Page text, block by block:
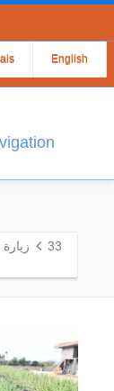
English
33